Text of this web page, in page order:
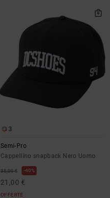
3
Semi-Pro
Cappellino snapback Nero Uomo
35,00 € 40%
21,00 €
OFFERTE